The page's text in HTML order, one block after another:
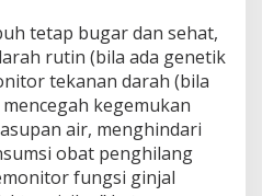
tetap bugar dan sehat,
rutin (bila ada genetik
tekanan darah (bila
kegemukan
air, menghindari
obat penghilang
fungsi ginjal